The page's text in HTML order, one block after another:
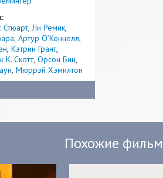
Ли Ремик
Артур О’Коннелл
Кэтрин Грант
Скотт Орсон Бин
Мюррэй Хэмилтон
Похожие